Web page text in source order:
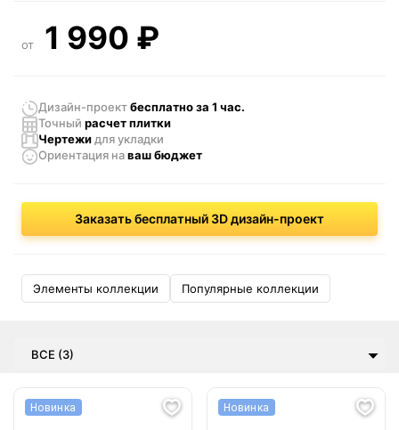
от 1 990 ₽
Дизайн-проектбесплатно за 1 час.
Точный расчет плитки
Чертежи для укладки
Ориентация наваш бюджет
Заказать бесплатный 3D дизайн-проект
Элементы коллекции Популярные коллекции
ВСЕ (3)
Новинка Новинка